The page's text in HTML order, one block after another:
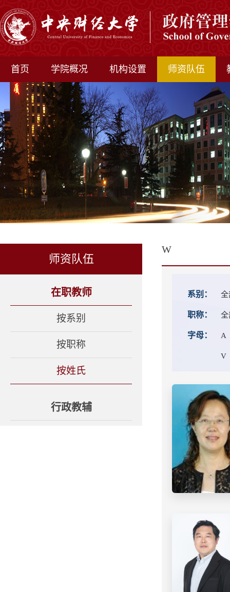
首页 学院概况 机构设置 师资队伍
师资队伍
在职教师
按系别
按职称
按姓氏
行政教辅
W
系别： 全
职称： 全
字母： A
V